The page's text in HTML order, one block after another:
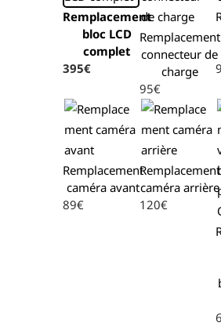
Remplacement
bloc LCD
complet
395€
Remplacement
connecteur de
charge
95€
Remplacement
caméra avant
89€
Remplacement
caméra arrière
120€